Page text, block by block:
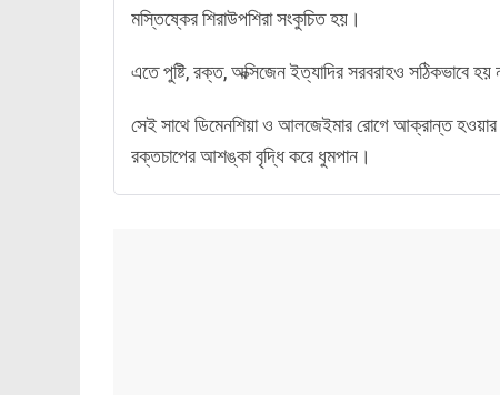
মস্তিষ্কের শিরাউপশিরা সংকুচিত হয়।
এতে পুষ্টি, রক্ত, অক্সিজেন ইত্যাদির সরবরাহও সঠিকভাবে
সেই সাথে ডিমেনশিয়া ও আলজেইমার রোগে আক্রান্ত হওয়ার
রক্তচাপের আশঙ্কা বৃদ্ধি করে ধুমপান।